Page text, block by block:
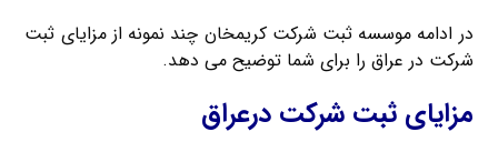
در ادامه موسسه ثبت شرکت کریمخان چند نمونه از مزایای ثبت
شرکت در عراق را برای شما توضیح می دهد.
مزایای ثبت شرکت درعراق